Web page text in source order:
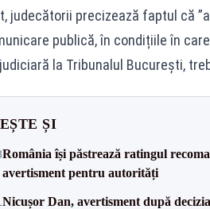
judecătorii precizează faptul că
publică, în condițiile în
la Tribunalul București,
ȘI
România își păstrează ratingul
avertisment pentru autorități
Nicușor Dan, avertisment după